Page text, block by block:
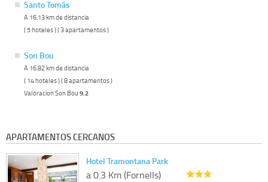
Santo Tomás
A 16.13 km de distancia
( 5 hoteles ) ( 3 apartamentos )
Son Bou
A 16.82 km de distancia
( 14 hoteles ) ( 8 apartamentos )
Valoracion Son Bou 9.2
APARTAMENTOS CERCANOS
Hotel Tramontana Park
a 0.3 Km (Fornells)